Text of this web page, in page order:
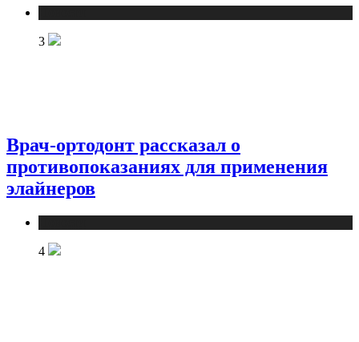
3
Врач-ортодонт рассказал о
противопоказаниях для применения
элайнеров
4